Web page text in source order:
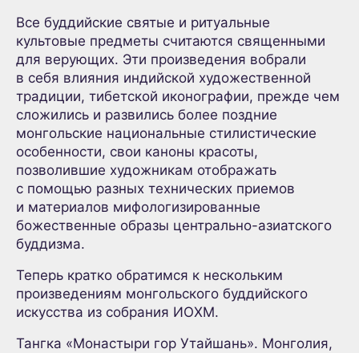
Все буддийские святые и ритуальные
культовые предметы считаются священными
для верующих. Эти произведения вобрали
в себя влияния индийской художественной
традиции, тибетской иконографии, прежде чем
сложились и развились более поздние
монгольские национальные стилистические
особенности, свои каноны красоты,
позволившие художникам отображать
с помощью разных технических приемов
и материалов мифологизированные
божественные образы центрально-азиатского
буддизма.
Теперь кратко обратимся к нескольким
произведениям монгольского буддийского
искусства из собрания ИОХМ.
Тангка «Монастыри гор Утайшань». Монголия,